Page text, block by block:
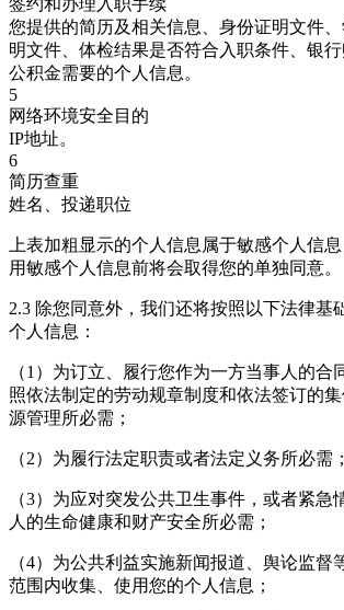
签约和办理入职手续
您提供的简历及相关信息、身份证明文件
明文件、体检结果是否符合入职条件、银行
公积金需要的个人信息。
5
网络环境安全目的
IP地址。
6
简历查重
姓名、投递职位
上表加粗显示的个人信息属于敏感个人信
用敏感个人信息前将会取得您的单独同意。
2.3 除您同意外，我们还将按照以下法律基
个人信息：
（1）为订立、履行您作为一方当事人的合
照依法制定的劳动规章制度和依法签订的
源管理所必需；
（2）为履行法定职责或者法定义务所必需；
（3）为应对突发公共卫生事件，或者紧急
人的生命健康和财产安全所必需；
（4）为公共利益实施新闻报道、舆论监督
范围内收集、使用您的个人信息；